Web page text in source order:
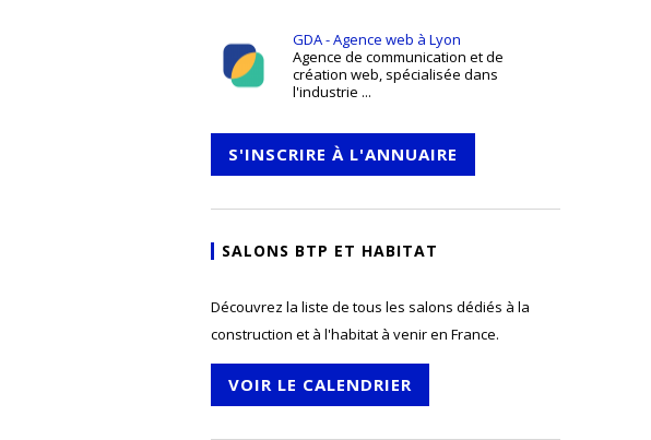
GDA - Agence web à Lyon
Agence de communication et de
création web, spécialisée dans
l'industrie ...
S'INSCRIRE À L'ANNUAIRE
SALONS BTP ET HABITAT
Découvrez la liste de tous les salons dédiés à la
construction et à l'habitat à venir en France.
VOIR LE CALENDRIER